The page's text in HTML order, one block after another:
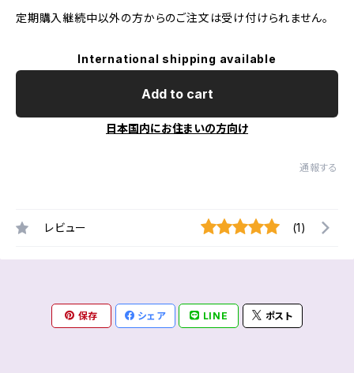
定期購入継続中以外の方からのご注文は受け付けられません。
International shipping available
Add to cart
日本国内にお住まいの方向け
通報する
レビュー (1)
保存 シェア LINE ポスト